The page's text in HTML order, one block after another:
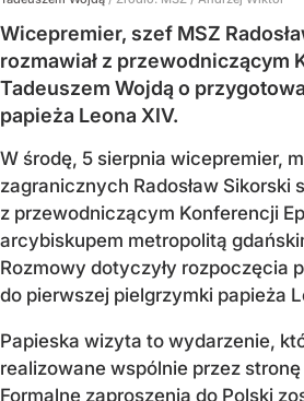
Wicepremier, szef MSZ
rozmawiał z przewodniczącym
Tadeuszem Wojdą o
papieża Leona XIV.
W środę, 5 sierpnia wicepremier,
zagranicznych Radosław Sikorski
z przewodniczącym Konferencji
arcybiskupem metropolitą
Rozmowy dotyczyły rozpoczęcia
do pierwszej pielgrzymki papieża
Papieska wizyta to wydarzenie,
realizowane wspólnie przez
Formalne zaproszenia do Polski